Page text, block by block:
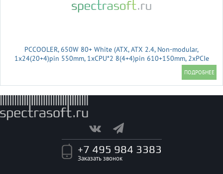
PCCOOLER, 650W 80+ White (ATX, ATX 2.4, Non-modular,
1x24(20+4)pin 550mm, 1xCPU*2 8(4+4)pin 610+150mm, 2xPCIe
8(6+2)pin 510mm, 2xSATA*3+MOLEX4pin*1 450+150+150+150mm
+7 495 984 3383
Заказать звонок